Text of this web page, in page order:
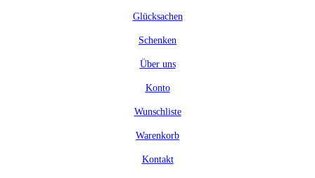
Glücksachen
Schenken
Über uns
Konto
Wunschliste
Warenkorb
Kontakt